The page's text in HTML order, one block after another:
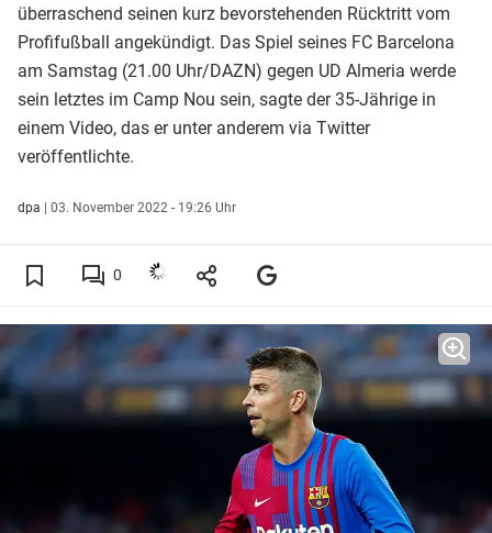
überraschend seinen kurz bevorstehenden Rücktritt vom
Profifußball angekündigt. Das Spiel seines FC Barcelona
am Samstag (21.00 Uhr/DAZN) gegen UD Almeria werde
sein letztes im Camp Nou sein, sagte der 35-Jährige in
einem Video, das er unter anderem via Twitter
veröffentlichte.
dpa | 03. November 2022 - 19:26 Uhr
0